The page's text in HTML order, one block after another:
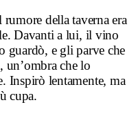
rumore della taverna era
Davanti a lui, il vino
guardò, e gli parve che
un’ombra che lo
Inspirò lentamente, ma
cupa.